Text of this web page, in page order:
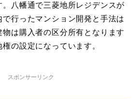
八幡通で三菱地所レジデンスが
行ったマンション開発と手法は
物は購入者の区分所有となります
の設定になっています。
スポンサーリンク